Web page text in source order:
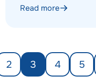
Read more
2 3 4 5